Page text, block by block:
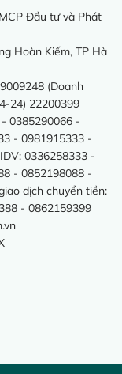
Đầu tư và Phát
Hoàn Kiếm, TP Hà
(Doanh
24) 22200399
- 0385290066 -
- 0981915333 -
0336258333 -
- 0852198088 -
dịch chuyển tiền:
- 0862159399